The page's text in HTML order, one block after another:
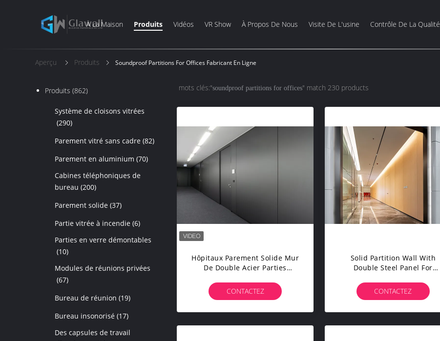
À La Maison Produits Vidéos VR Show À Propos De Nous Visite De L'usine Contrôle De La Qualité
Aperçu Produits Soundproof Partitions For Offices Fabricant En Ligne
Produits (862)
Système de cloisons vitrées
(290)
Parement vitré sans cadre (82)
Parement en aluminium (70)
Cabines téléphoniques de
bureau (200)
Parement solide (37)
Partie vitrée à incendie (6)
Parties en verre démontables
(10)
Modules de réunions privées
(67)
Bureau de réunion (19)
Bureau insonorisé (17)
Des capsules de travail
mots clés:"soundproof partitions for offices" match 230 products
Hôpitaux Parement Solide Mur
De Double Acier Parties
Pour Les Bureaux
CONTACTEZ
Solid Partition Wall With
Double Steel Panel For
Partitions For Office Division
CONTACTEZ